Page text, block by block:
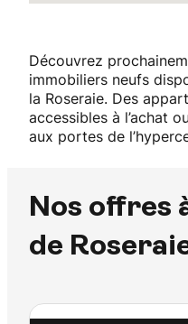
Découvrez
immobiliers neufs
la Roseraie. Des
accessibles à l’achat
aux portes de
Nos offres
de